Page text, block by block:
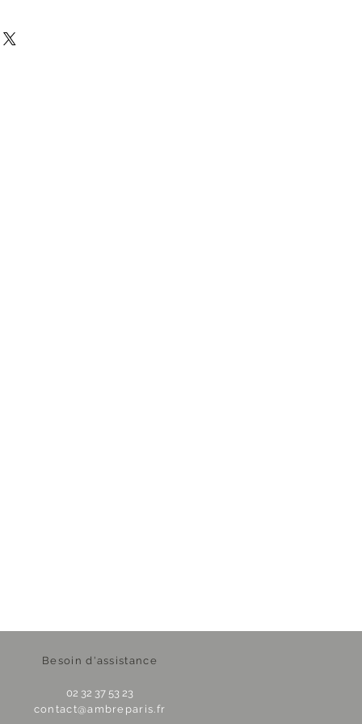
Besoin d'assistance
02 32 37 53 23
contact@ambreparis.fr